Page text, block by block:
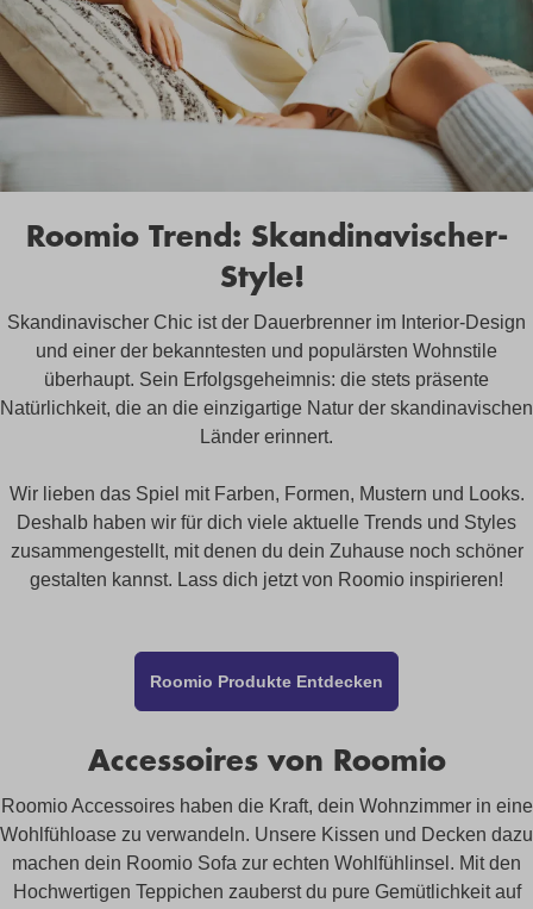
Roomio Trend: Skandinavischer-
Style!
Skandinavischer Chic ist der Dauerbrenner im Interior-Design
und einer der bekanntesten und populärsten Wohnstile
überhaupt. Sein Erfolgsgeheimnis: die stets präsente
Natürlichkeit, die an die einzigartige Natur der skandinavischen
Länder erinnert.
Wir lieben das Spiel mit Farben, Formen, Mustern und Looks.
Deshalb haben wir für dich viele aktuelle Trends und Styles
zusammengestellt, mit denen du dein Zuhause noch schöner
gestalten kannst. Lass dich jetzt von Roomio inspirieren!
Roomio Produkte Entdecken
Accessoires von Roomio
Roomio Accessoires haben die Kraft, dein Wohnzimmer in eine
Wohlfühloase zu verwandeln. Unsere Kissen und Decken dazu
machen dein Roomio Sofa zur echten Wohlfühlinsel. Mit den
Hochwertigen Teppichen zauberst du pure Gemütlichkeit auf